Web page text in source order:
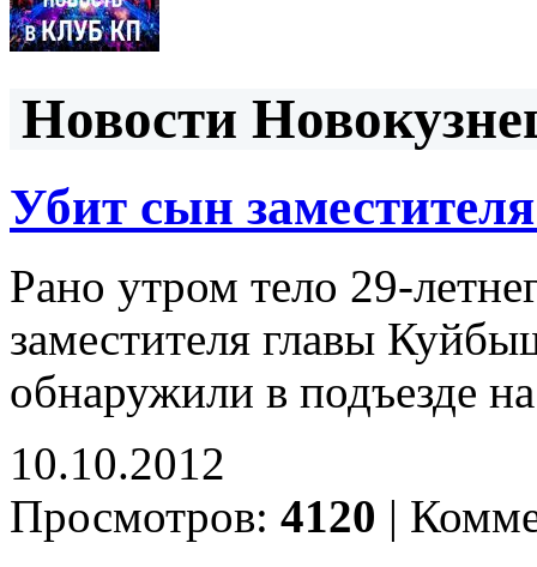
Новости
Убит сын
Рано утром тело 29-
заместителя главы
обнаружили в подъезде
10.10.2012
Просмотров: 4120 |